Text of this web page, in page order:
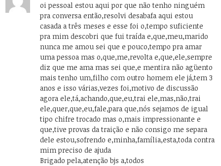
oi pessoal estou aqui por que não tenho ninguém
pra conversa então,resolvi desabafa aqui estou
casada a três meses e esse foi o,tempo suficiente
pra mim descobri que fui traída e,que,meu,marido
nunca me amou sei que e pouco,tempo pra amar
uma pessoa mas o,que,me,revolta e,que,ele,sempre
diz que me ama mas sei que,e mentira não agüento
mais tenho um,filho com outro homem ele já,tem 3
anos e isso várias,vezes foi,motivo de discussão
agora ele,tá,achando,que,eu,trai ele,mas,não,trai
ele,quer,que,eu,fale,para que,nós sejamos de igual
tipo chifre trocado mas o,mais impressionante e
que,tive provas da traição e não consigo me separa
dele estou,sofrendo e,minha,família,esta,toda contra
mim preciso de ajuda
Brigado pela,atenção bjs a,todos